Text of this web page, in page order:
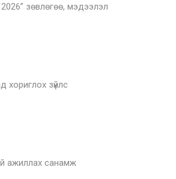
зөвлөгөө, мэдээлэл
хориглох зүйлс
ажиллах санамж